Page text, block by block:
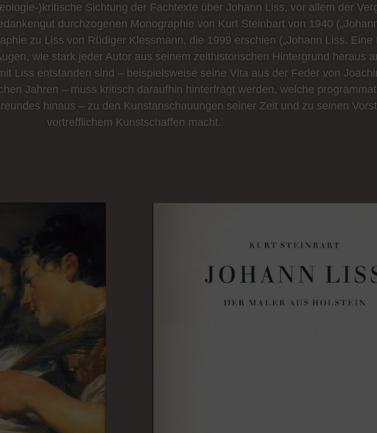
)kritische Sichtung der Fachtexte über Johann Liss, vor allem der
durchzogenen Monographie von Kurt Steinbart von 1940
zu Liss von Rüdiger Klessmann, die 1999 erschien („Johann Liss. Eine
wie stark jeder Autor aus seinem zeithistorischen Hintergrund heraus
Liss entstanden sind – beispielsweise seine Vita aus der Feder von
Jahren – muss kritisch daraufhin hinterfragt werden, welche
hinaus – zu den Kunstanschauungen seiner Zeit und zu seinen
vortrefflichem Kunstschaffen macht.